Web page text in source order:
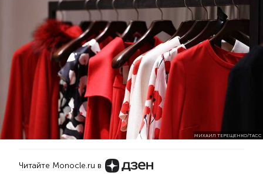
МИХАИЛ ТЕРЕЩЕНКО/ТАСС
Читайте Monocle.ru в